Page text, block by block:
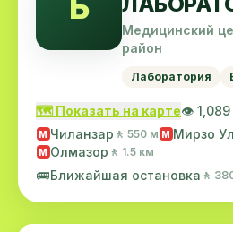
Медицинский
район
Лаборатория
🗺️ Показать на карте👁️
M Чиланзар 🚶 550 м M Мирзо
M Олмазор 🚶 1.5 км
🚌Ближайшая остановка 🚶